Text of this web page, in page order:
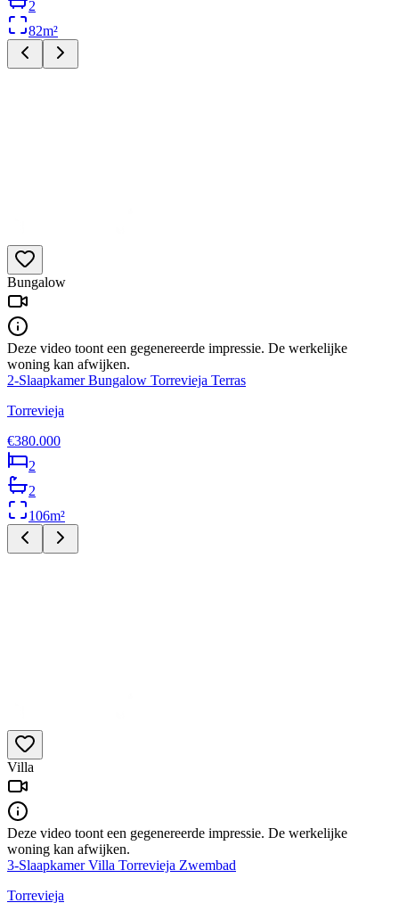
2
82m²
Bungalow
Deze video toont een gegenereerde impressie. De werkelijke
woning kan afwijken.
2-Slaapkamer Bungalow Torrevieja Terras
Torrevieja
€380.000
2
2
106m²
Villa
Deze video toont een gegenereerde impressie. De werkelijke
woning kan afwijken.
3-Slaapkamer Villa Torrevieja Zwembad
Torrevieja